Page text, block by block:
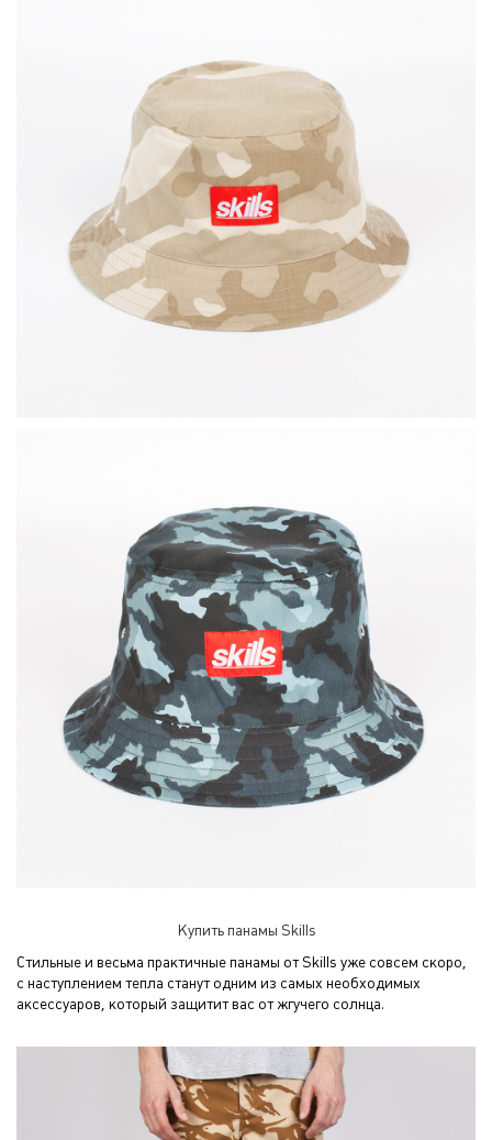
Купить панамы Skills
Стильные и весьма практичные панамы от Skills уже совсем скоро,
с наступлением тепла станут одним из самых необходимых
аксессуаров, который защитит вас от жгучего солнца.